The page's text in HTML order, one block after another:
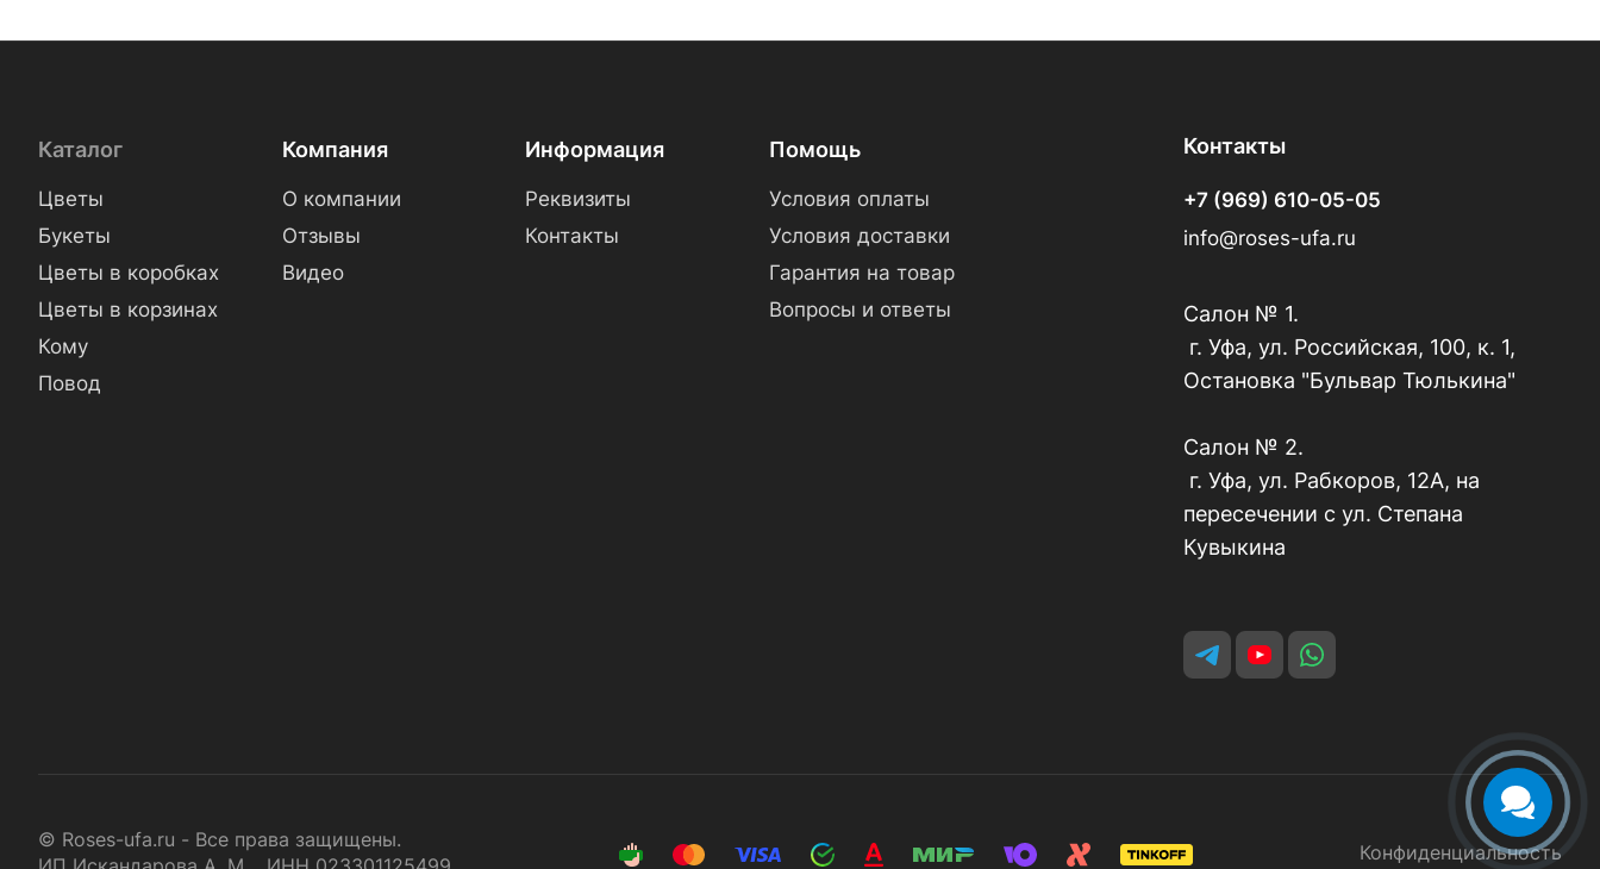
Каталог
Цветы
Букеты
Цветы в коробках
Цветы в корзинах
Кому
Повод
Компания
О компании
Отзывы
Видео
Информация
Реквизиты
Контакты
Помощь
Условия оплаты
Условия доставки
Гарантия на товар
Вопросы и ответы
Контакты
+7 (969) 610-05-05
info@roses-ufa.ru
Салон № 1.
г. Уфа, ул. Российская, 100, к. 1,
Остановка "Бульвар Тюлькина"
Салон № 2.
г. Уфа, ул. Рабкоров, 12А, на
пересечении с ул. Степана
Кувыкина
© Roses-ufa.ru - Все права защищены.
Конфиденциальность